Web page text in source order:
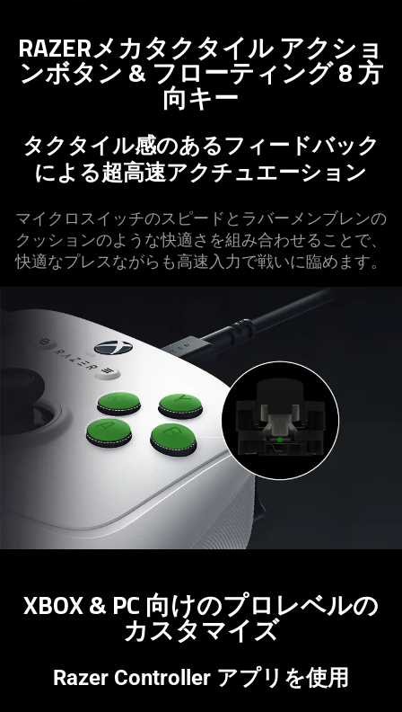
RAZERメカタクタイル アクショ
ンボタン & フローティング 8 方
向キー
タクタイル感のあるフィードバック
による超高速アクチュエーシ ョン
マイクロスイッチのスピードとラバーメンブレンの
クッションのような快適さを組み合わせることで、
快適なプレスながらも高速入力で戦いに臨めます。
XBOX & PC 向けのプロレベルの
カスタマイズ
Razer Controller アプリを使用